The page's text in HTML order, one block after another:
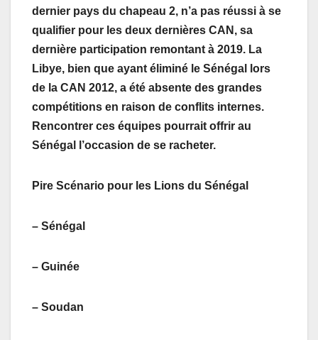
dernier pays du chapeau 2, n’a pas réussi à se
qualifier pour les deux dernières CAN, sa
dernière participation remontant à 2019. La
Libye, bien que ayant éliminé le Sénégal lors
de la CAN 2012, a été absente des grandes
compétitions en raison de conflits internes.
Rencontrer ces équipes pourrait offrir au
Sénégal l’occasion de se racheter.
Pire Scénario pour les Lions du Sénégal
– Sénégal
– Guinée
– Soudan